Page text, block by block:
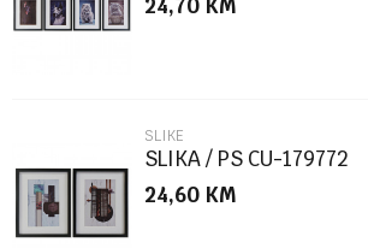
POŠALJI
24,70 KM
SLIKE
SLIKA / PS CU-179772
24,60 KM